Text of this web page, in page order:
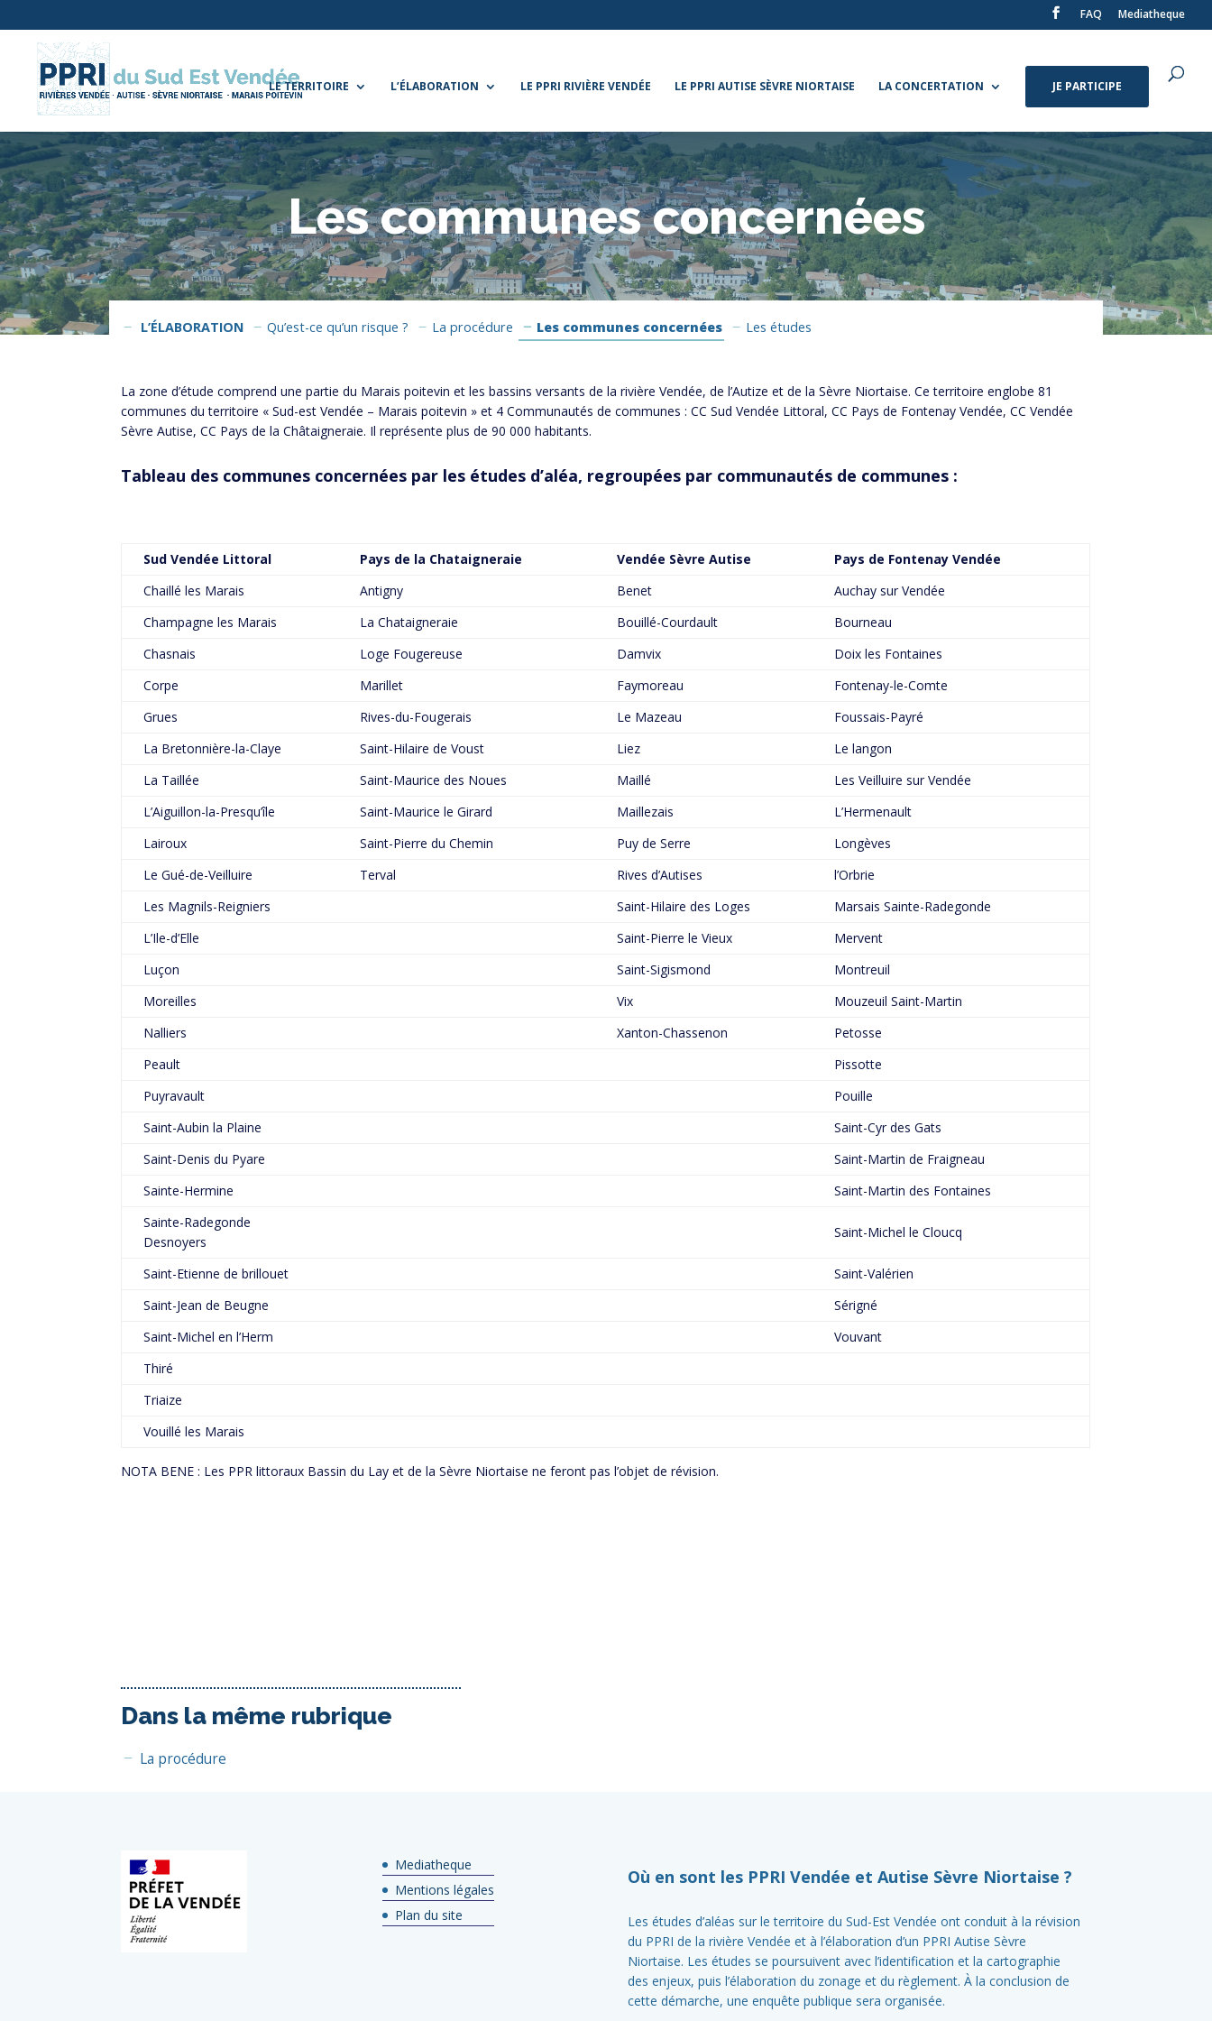
FAQ Mediatheque
LE TERRITOIRE L’ÉLABORATION LE PPRI RIVIÈRE VENDÉE LE PPRI AUTISE SÈVRE NIORTAISE LA CONCERTATION JE PARTICIPE
Les communes concernées
L’ÉLABORATION Qu’est-ce qu’un risque ? La procédure Les communes concernées Les études
La zone d’étude comprend une partie du Marais poitevin et les bassins versants de la rivière Vendée, de l’Autize et de la Sèvre Niortaise. Ce territoire englobe 81
communes du territoire « Sud-est Vendée – Marais poitevin » et 4 Communautés de communes : CC Sud Vendée Littoral, CC Pays de Fontenay Vendée, CC Vendée
Sèvre Autise, CC Pays de la Châtaigneraie. Il représente plus de 90 000 habitants.
Tableau des communes concernées par les études d’aléa, regroupées par communautés de communes :
Sud Vendée Littoral Pays de la Chataigneraie Vendée Sèvre Autise
Pays de Fontenay Vendée
Chaillé les Marais
Antigny Benet
Auchay sur Vendée
Champagne les Marais
La Chataigneraie Bouillé-Courdault
Bourneau
Chasnais
Loge Fougereuse Damvix
Doix les Fontaines
Corpe
Marillet Faymoreau
Fontenay-le-Comte
Grues
Rives-du-Fougerais Le Mazeau
Foussais-Payré
La Bretonnière-la-Claye
Saint-Hilaire de Voust Liez
Le langon
La Taillée
Saint-Maurice des Noues Maillé
Les Veilluire sur Vendée
L’Aiguillon-la-Presqu’île
Saint-Maurice le Girard Maillezais
L’Hermenault
Lairoux
Saint-Pierre du Chemin Puy de Serre
Longèves
Le Gué-de-Veilluire
Terval Rives d’Autises
l’Orbrie
Les Magnils-Reigniers
Saint-Hilaire des Loges
Marsais Sainte-Radegonde
L’Ile-d’Elle
Saint-Pierre le Vieux
Mervent
Luçon
Saint-Sigismond
Montreuil
Moreilles
Vix
Mouzeuil Saint-Martin
Nalliers
Xanton-Chassenon
Petosse
Peault
Pissotte
Puyravault
Pouille
Saint-Aubin la Plaine
Saint-Cyr des Gats
Saint-Denis du Pyare
Saint-Martin de Fraigneau
Sainte-Hermine
Saint-Martin des Fontaines
Sainte-Radegonde
Desnoyers
Saint-Michel le Cloucq
Saint-Etienne de brillouet
Saint-Valérien
Saint-Jean de Beugne
Sérigné
Saint-Michel en l’Herm
Vouvant
Thiré
Triaize
Vouillé les Marais
NOTA BENE : Les PPR littoraux Bassin du Lay et de la Sèvre Niortaise ne feront pas l’objet de révision.
Dans la même rubrique
La procédure
Mediatheque
Mentions légales
Plan du site
Où en sont les PPRI Vendée et Autise Sèvre Niortaise ?
Les études d’aléas sur le territoire du Sud-Est Vendée ont conduit à la révision
du PPRI de la rivière Vendée et à l’élaboration d’un PPRI Autise Sèvre
Niortaise. Les études se poursuivent avec l’identification et la cartographie
des enjeux, puis l’élaboration du zonage et du règlement. À la conclusion de
cette démarche, une enquête publique sera organisée.